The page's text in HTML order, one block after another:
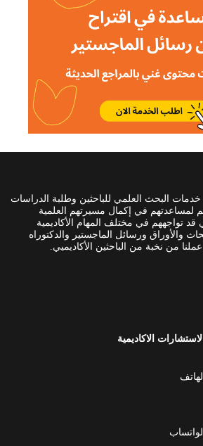
البحث العلمي للباحثين وطلبة الدراسات
لمساعدتهم في إكمال مسيرتهم العلمية
قد تواجههم في مختلف المهام الأكاديمية
والأوراق ورسائل الماجستير والدكتوراه
من نخبة من الباحثين الأكاديميي.
الاكاديمية